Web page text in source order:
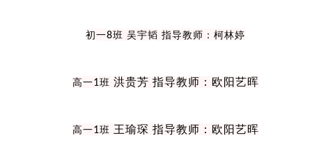
初一8班 吴宇韬 指导教师：柯林婷
高一1班 洪贵芳 指导教师：欧阳艺晖
高一1班 王瑜琛 指导教师：欧阳艺晖